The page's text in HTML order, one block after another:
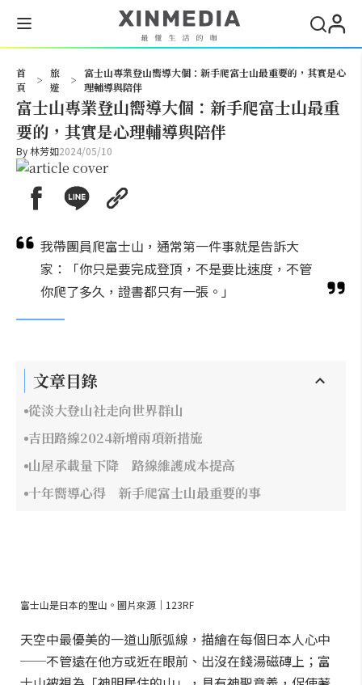
首
頁
>
旅
遊
>
富士山專業登山嚮導大個：新手爬富士山最重要的，其實是心
理輔導與陪伴
富士山專業登山嚮導大個：新手爬富士山最重
要的，其實是心理輔導與陪伴
By林芳如2024/05/10
我帶團員爬富士山，通常第一件事就是告訴大
家：「你只是要完成登頂，不是要比速度，不管
你爬了多久，證書都只有一張。」
文章目錄
從淡大登山社走向世界群山
吉田路線2024新增兩項新措施
山屋承載量下降 路線維護成本提高
十年嚮導心得 新手爬富士山最重要的事
富士山是日本的聖山。圖片來源｜123RF
天空中最優美的一道山脈弧線，描繪在每個日本人心中
──不管遠在他方或近在眼前、出沒在錢湯磁磚上；富